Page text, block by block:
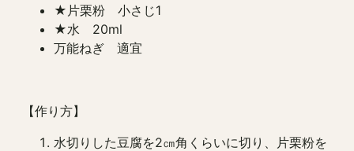
★片栗粉 小さじ1
★水 20ml
万能ねぎ 適宜
【作り方】
水切りした豆腐を2㎝角くらいに切り、片栗粉を